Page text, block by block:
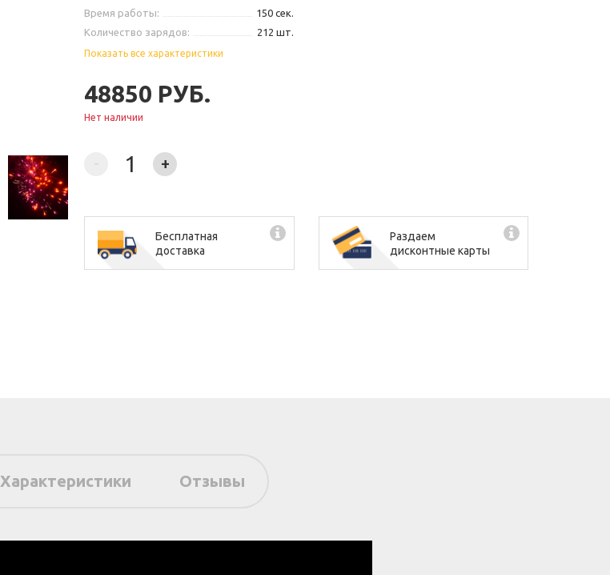
Время работы:
150 сек.
Количество зарядов:
212 шт.
Калибр:
Показать все характеристики
48850 РУБ.
Нет наличии
+
Бесплатная
доставка
Раздаем
дисконтные карты
Характеристики Отзывы